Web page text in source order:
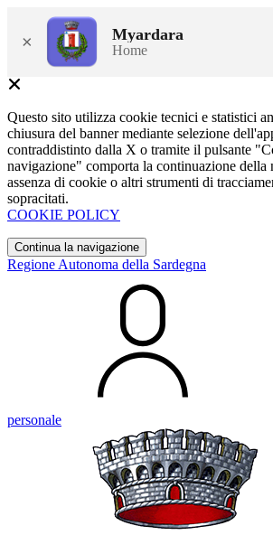
× Myardara
Home
Questo sito utilizza cookie tecnici e statistici
chiusura del banner mediante selezione
contraddistinto dalla X o tramite il pulsante
navigazione" comporta la continuazione della
assenza di cookie o altri strumenti di
sopracitati.
COOKIE POLICY
Continua la navigazione
Regione Autonoma della Sardegna
personale